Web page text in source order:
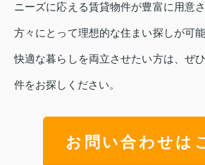
ニーズに応える賃貸物件が豊富に用意
方々にとって理想的な住まい探しが可
快適な暮らしを両立させたい方は、ぜ
件をお探しください。
お問い合わせは